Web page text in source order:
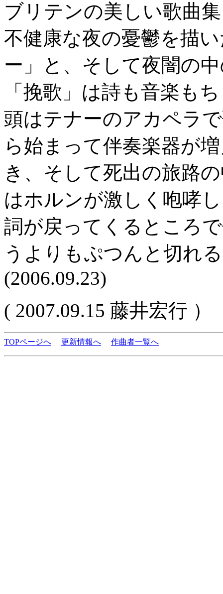
ブリテンの美しい歌曲
不健康な夜の憂鬱を描
ー」と、そして夜闇の
「挽歌」は詩も音楽も
頭はテナーのアカペラ
ら始まって伴奏楽器が
き、そして死出の旅路
はホルンが激しく咆哮
詞が戻ってくるところ
うよりもぷつんと切れ
(2006.09.23)
( 2007.09.15 藤井宏行 ）
TOPページへ 更新情報へ 作曲者一覧へ